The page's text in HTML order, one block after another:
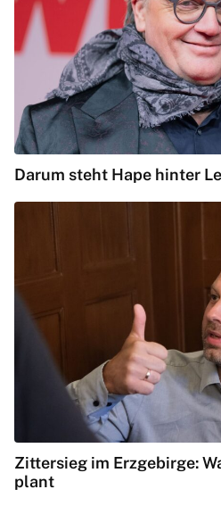
Darum steht Hape hinter
Zittersieg im Erzgebirge:
plant